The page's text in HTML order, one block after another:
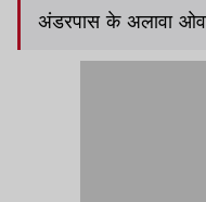
अंडरपास के अलावा